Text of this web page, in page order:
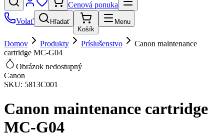
Cenová ponuka
Volať
Hľadať
Košík
Menu
Domov Produkty Príslušenstvo
Canon maintenance
cartridge MC-G04
Obrázok nedostupný
Canon
SKU: 5813C001
Canon maintenance cartridge
MC-G04